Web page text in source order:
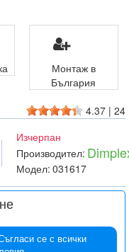
4.37 | 24
Изчерпан
Производител:
Модел: 031617
се с всички
Монтаж в
България